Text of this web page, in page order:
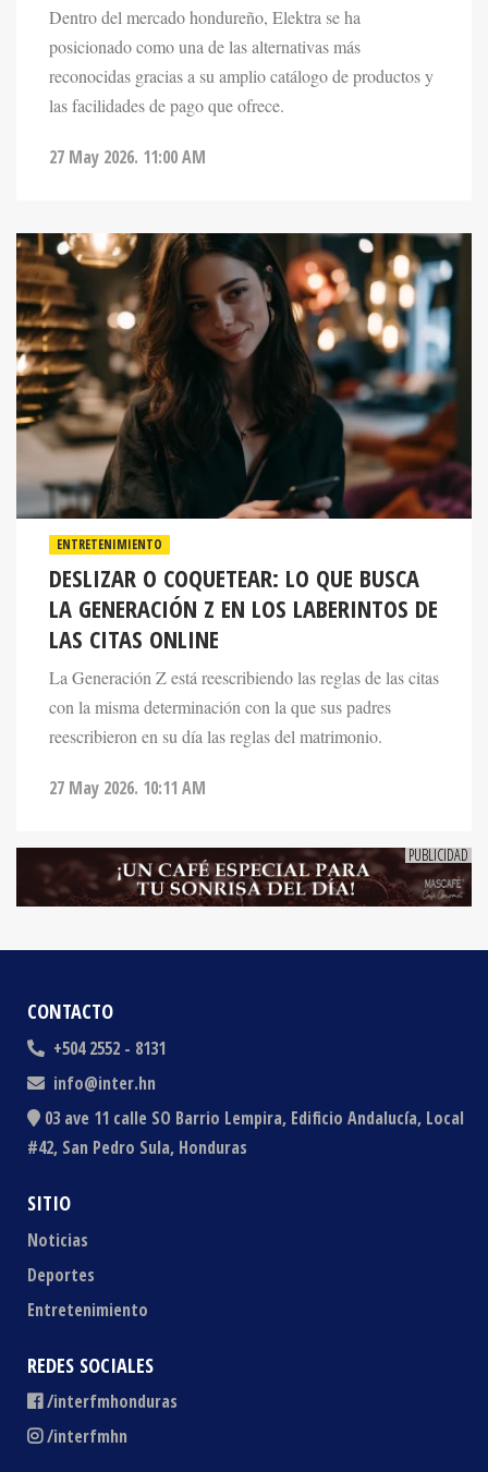
posicionado como una de las alternativas más
reconocidas gracias a su amplio catálogo de productos y
las facilidades de pago que ofrece.
ENTRETENIMIENTO
DESLIZAR O COQUETEAR: LO QUE BUSCA
LA GENERACIÓN Z EN LOS LABERINTOS DE
LAS CITAS ONLINE
La Generación Z está reescribiendo las reglas de las citas
con la misma determinación con la que sus padres
reescribieron en su día las reglas del matrimonio.
CONTACTO
+504 2552 - 8131
info@inter.hn
03 ave 11 calle SO Barrio Lempira, Edificio Andalucía, Local
#42, San Pedro Sula, Honduras
SITIO
Noticias
Deportes
Entretenimiento
REDES SOCIALES
/interfmhonduras
/interfmhn